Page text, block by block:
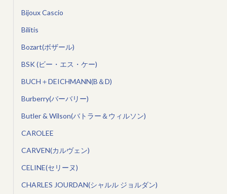
Bijoux Cascio
Bilitis
Bozart(ボザール)
BSK (ビー・エス・ケー)
BUCH＋DEICHMANN(B＆D)
Burberry(バーバリー)
Butler & Wilson(バトラー＆ウィルソン)
CAROLEE
CARVEN(カルヴェン)
CELINE(セリーヌ)
CHARLES JOURDAN(シャルル ジョルダン)